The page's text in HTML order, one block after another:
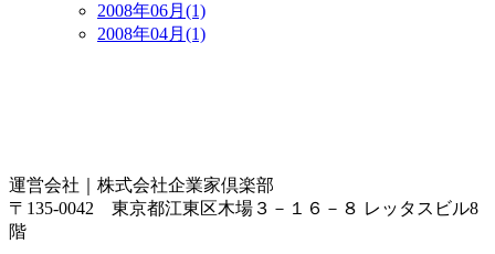
2008年06月(1)
2008年04月(1)
運営会社｜ 株式会社企業家倶楽部
〒135-0042 東京都江東区木場３－１６－８ レッタスビル8
階